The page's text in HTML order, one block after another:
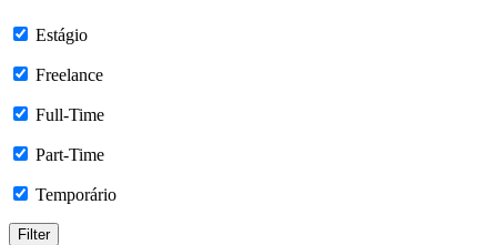
Estágio
Freelance
Full-Time
Part-Time
Temporário